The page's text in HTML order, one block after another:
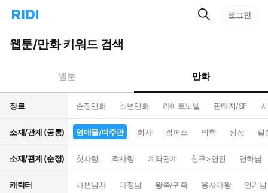
리
홈
으
턴
트
검
로그인
웹툰/만화 키워드 검색
웹툰 만화
장르 순정만화 소년만화 라이트노벨 판타지/SF
소재/관계 (공통) 영애물/여주판 회사 캠퍼스 의학 성장 일
소재/관계 (순정) 첫사랑 짝사랑 계약관계 친구>연인 연하남
캐릭터 나쁜남자 다정남 왕족/귀족 용사마왕 인기남